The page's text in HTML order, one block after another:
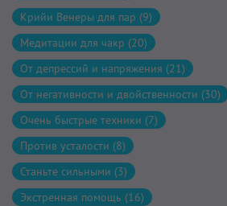
Крийи Венеры для пар (9)
Медитации для чакр (20)
От депрессий и напряжения (21)
От негативности и двойственности (30)
Очень быстрые техники (7)
Против усталости (8)
Станьте сильными (3)
Экстренная помощь (16)